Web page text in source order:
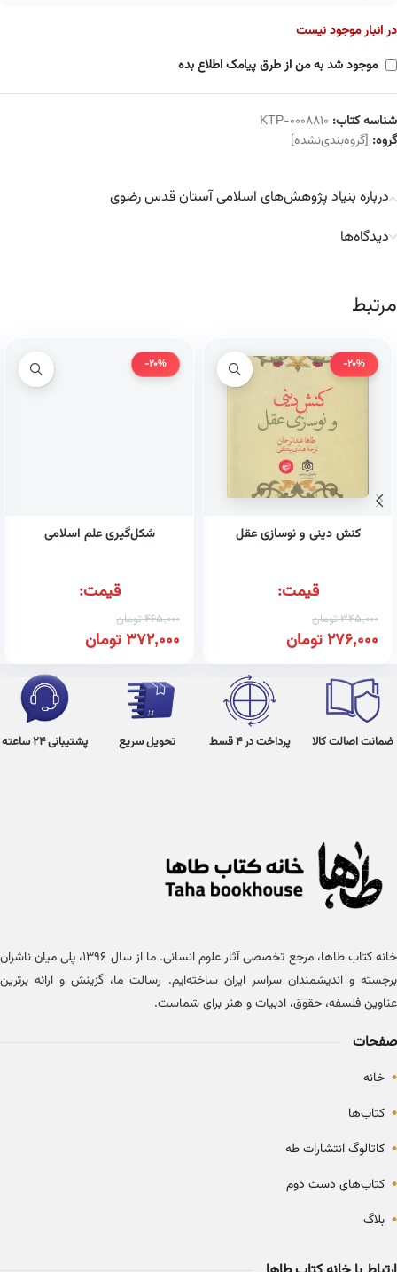
در انبار موجود نیست
موجود شد به من از طرق پیامک اطلاع بده
شناسه کتاب: KTP-0008810
گروه: [گروه‌بندی‌نشده]
درباره بنیاد پژوهش‌های اسلامی آستان قدس رضوی
دیدگاه‌ها
مرتبط
-20%
کنش دینی و نوسازی عقل
قیمت:
345,000تومان
276,000تومان
-20%
شکل‌گیری علم اسلامی
قیمت:
465,000تومان
372,000تومان
ضمانت اصالت کالا پرداخت در 4 قسط تحویل سریع پشتیبانی 24 ساعته
خانه کتاب طاها، مرجع تخصصی آثار علوم انسانی. ما از سال ۱۳۹۶، پلی میان ناشران
برجسته و اندیشمندان سراسر ایران ساخته‌ایم. رسالت ما، گزینش و ارائه برترین
عناوین فلسفه، حقوق، ادبیات و هنر برای شماست.
صفحات
• خانه
• کتاب‌ها
• کاتالوگ انتشارات طه
• کتاب‌های دست دوم
• بلاگ